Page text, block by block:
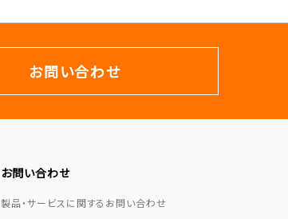
お問い合わせ
お問い合わせ
製品・サービスに関するお問い合わせ